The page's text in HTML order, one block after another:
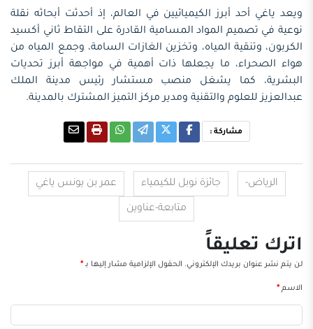
ويعد ياغي أحد أبرز الكيميائيين في العالم، إذ أحدثت أبحاثه نقلة
نوعية في تصميم المواد المسامية القادرة على التقاط ثاني أكسيد
الكربون، وتنقية المياه، وتخزين الغازات السامة، وجمع المياه من
هواء الصحراء، ما يجعلها ذات أهمية في مواجهة أبرز تحديات
البشرية، كما يشغل منصب مستشار رئيس مدينة الملك
عبدالعزيز للعلوم والتقنية ومدير مركز التميز المشترك بالمدينة.
مشاركة :
الرياض- جائزة نوبل للكيمياء عمر بن يونس ياغي
متابعة-عناوين
اترك تعليقاً
لن يتم نشر عنوان بريدك الإلكتروني. الحقول الإلزامية مشار إليها بـ*
الاسم*